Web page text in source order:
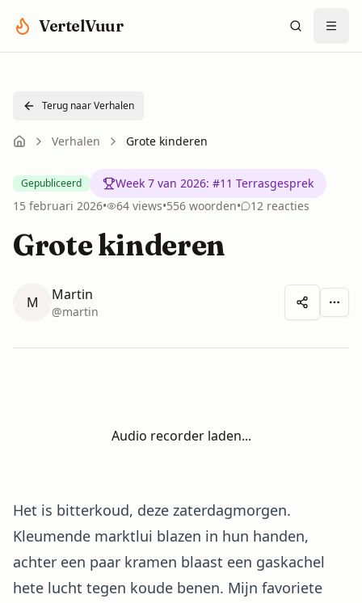
VertelVuur
Terug naar Verhalen
Verhalen Grote kinderen
Gepubliceerd Week 7 van 2026: #11 Terrasgesprek
15 februari 2026• 64 views•556 woorden• 12 reacties
Grote kinderen
M Martin
@martin
Audio recorder laden...
Het is bitterkoud, deze zaterdagmorgen.
Kleumende marktlui blazen in hun handen,
achter een paar kramen blaast een gaskachel
hete lucht tegen koude benen. Mijn favoriete